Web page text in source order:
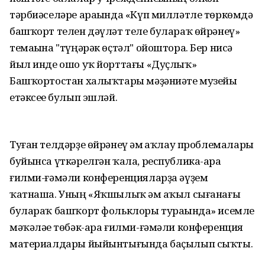
тәрбиәселәре араһында «Күп милләтле төркөмдә
башҡорт телен дәүләт теле булараҡ өйрәнеү»
темаһына "түңәрәк өҫтәл" ойоштора. Бер нисә
йыл инде ошо уҡ йорттағы «Дуҫлыҡ»
Башҡортостан халыҡтары мәҙәниәте музейы
етәксеһе булып эшләй.
Туған телдәрҙе өйрәнеү һәм һаҡлау проблемалары
буйынса үткәрелгән ҡала, республика-ара
ғилми-ғәмәли конференцияларҙа әүҙем
ҡатнаша. Уның «Яҡшылыҡ һәм аҡыл сығанағы
булараҡ башҡорт фольклоры тураһында» исемле
мәҡәләһе төбәк-ара ғилми-ғәмәли конференция
материалдары йыйынтығында баҫылып сыҡты.